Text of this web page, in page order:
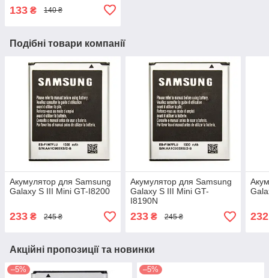
133 ₴ 140 ₴
Подібні товари компанії
Акумулятор для Samsung
Galaxy S III Mini GT-I8200
233 ₴ 245 ₴
Акумулятор для Samsung
Galaxy S III Mini GT-
I8190N
233₴ 245 ₴ 232
Акційні пропозиції та новинки
–5% –5%